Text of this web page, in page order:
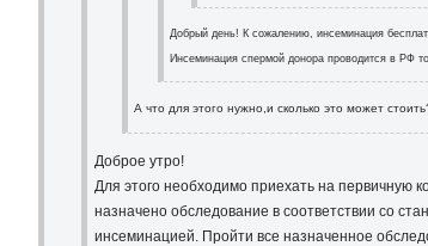
Добрый день! К сожалению, инсеминация
Инсеминация спермой донора проводится в РФ
А что для этого нужно,и сколько это может
Доброе утро!
Для этого необходимо приехать на первичную
назначено обследование в соответствии со
инсеминацией. Пройти все назначенное